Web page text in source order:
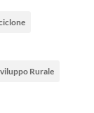
Rurale